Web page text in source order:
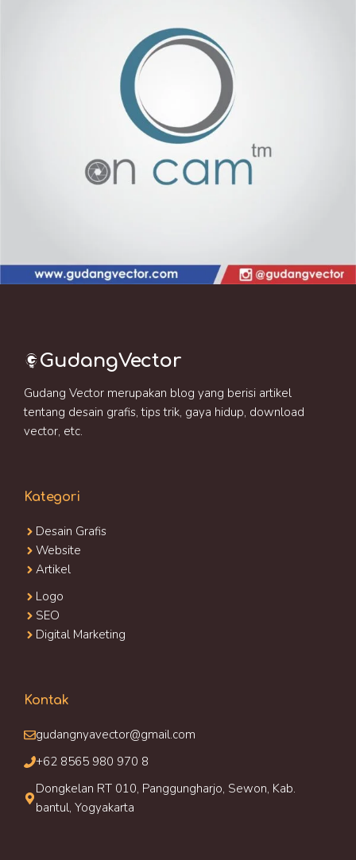
GudangVector
Gudang Vector merupakan blog yang berisi artikel
tentang desain grafis, tips trik, gaya hidup, download
vector, etc.
Kategori
Desain Grafis
Website
Artikel
Logo
SEO
Digital Marketing
Kontak
gudangnyavector@gmail.com
+62 8565 980 970 8
Dongkelan RT 010, Panggungharjo, Sewon, Kab.
bantul, Yogyakarta